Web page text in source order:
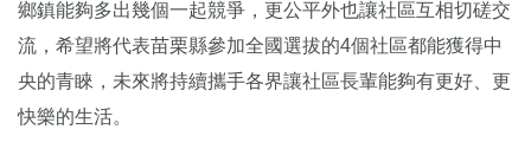
鄉鎮能夠多出幾個一起競爭，更公平外也讓社區互相切磋交
流，希望將代表苗栗縣參加全國選拔的4個社區都能獲得中
央的青睞，未來將持續攜手各界讓社區長輩能夠有更好、更
快樂的生活。